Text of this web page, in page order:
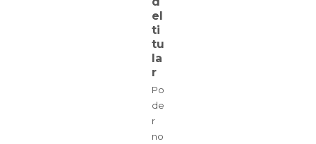
el
ti
tu
la
r
Po
de
r
no